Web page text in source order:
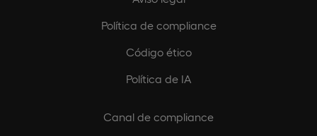
Política de compliance
Código ético
Política de IA
Canal de compliance